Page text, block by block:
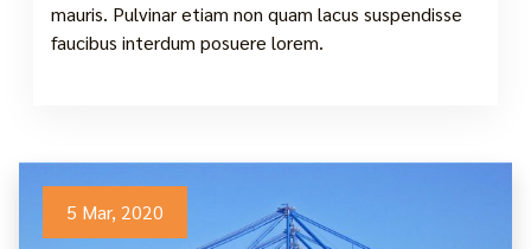
mauris. Pulvinar etiam non quam lacus suspendisse
faucibus interdum posuere lorem.
5 Mar, 2020